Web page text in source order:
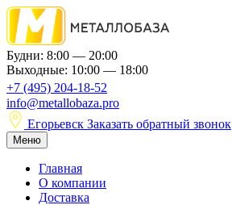
Будни: 8:00 — 20:00
Выходные: 10:00 — 18:00
+7 (495) 204-18-52
info@metallobaza.pro
Егорьевск Заказать обратный звонок
Меню
Главная
О компании
Доставка